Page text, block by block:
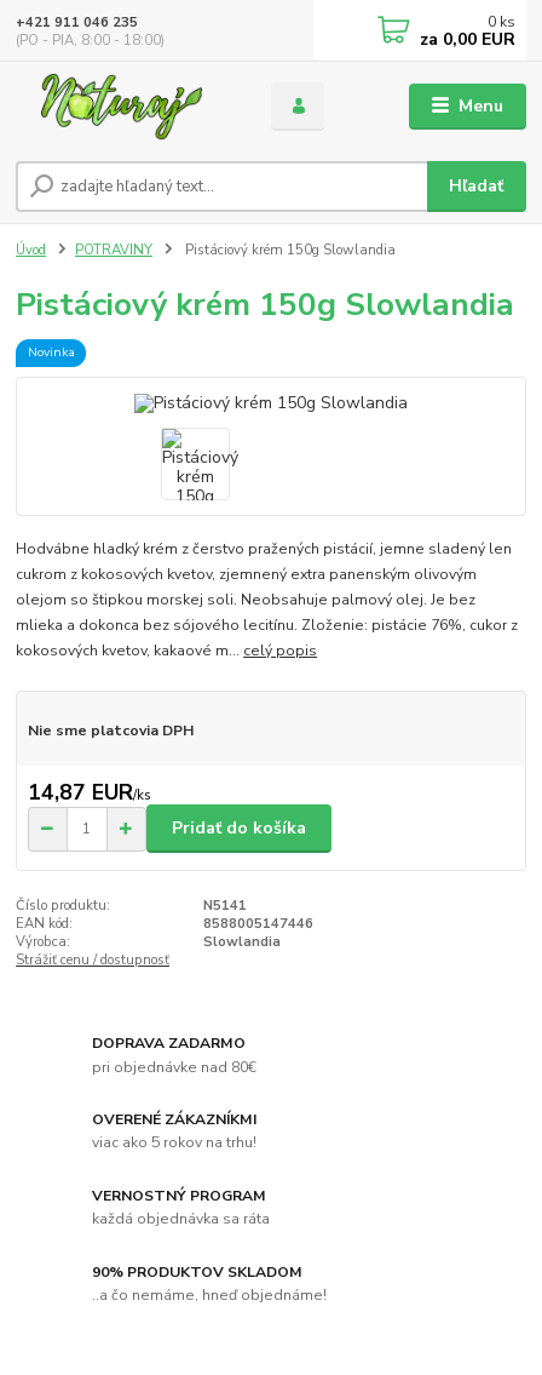
Menu
Hľadať
+421 911 046 235
(PO - PIA, 8:00 - 18:00)
0 ks
za 0,00 EUR
Úvod POTRAVINY Pistáciový krém 150g Slowlandia
Pistáciový krém 150g Slowlandia
Novinka
Hodvábne hladký krém z čerstvo pražených pistácií, jemne sladený len
cukrom z kokosových kvetov, zjemnený extra panenským olivovým
olejom so štipkou morskej soli. Neobsahuje palmový olej. Je bez
mlieka a dokonca bez sójového lecitínu. Zloženie: pistácie 76%, cukor z
kokosových kvetov, kakaové m... celý popis
Nie sme platcovia DPH
14,87 EUR/ks
Pridať do košíka
Číslo produktu:
N5141
EAN kód:
8588005147446
Výrobca:
Slowlandia
Strážiť cenu / dostupnosť
DOPRAVA ZADARMO
pri objednávke nad 80€
OVERENÉ ZÁKAZNÍKMI
viac ako 5 rokov na trhu!
VERNOSTNÝ PROGRAM
každá objednávka sa ráta
90% PRODUKTOV SKLADOM
..a čo nemáme, hneď objednáme!